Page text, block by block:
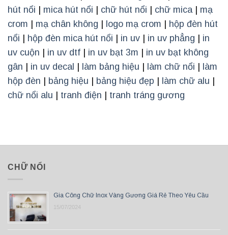
hút nổi | mica hút nổi | chữ hút nổi | chữ mica | mạ
crom | mạ chân không | logo mạ crom | hộp đèn hút
nổi | hộp đèn mica hút nổi | in uv | in uv phẳng | in
uv cuộn | in uv dtf | in uv bạt 3m | in uv bạt không
gân | in uv decal | làm bảng hiệu | làm chữ nổi | làm
hộp đèn | bảng hiệu | bảng hiệu đẹp | làm chữ alu |
chữ nổi alu | tranh điện | tranh tráng gương
CHỮ NỔI
Gia Công Chữ Inox Vàng Gương Giá Rẻ Theo Yêu Cầu
15/07/2024